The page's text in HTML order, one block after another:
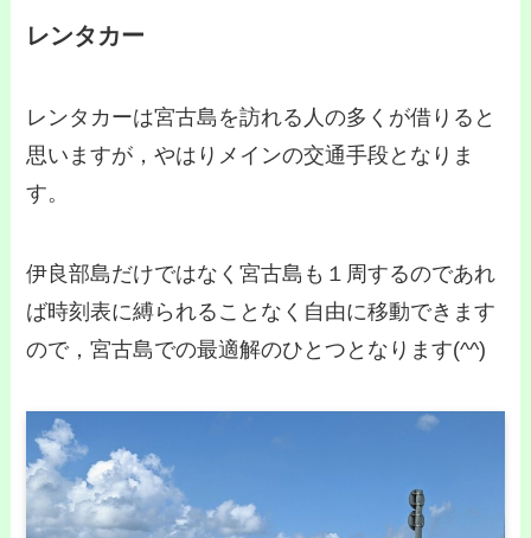
レンタカー
レンタカーは宮古島を訪れる人の多くが借りると
思いますが，やはりメインの交通手段となりま
す。
伊良部島だけではなく宮古島も１周するのであれ
ば時刻表に縛られることなく自由に移動できます
ので，宮古島での最適解のひとつとなります(^^)